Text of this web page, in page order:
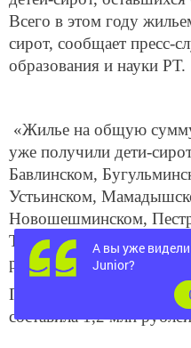
Всего в этом году
сирот, сообщает пресс-
образования и науки РТ.
«Жилье на общую
уже получили дети-
Бавлинском,
Устьинском,
Новошешминском,
Тукаевском,
районах», – отметили в
При этом средняя
составила 1,2 млн
А вы уже
Junior?